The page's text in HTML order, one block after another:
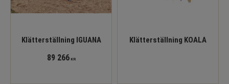
Klätterställning IGUANA
89 266KR
Klätterställning KOALA